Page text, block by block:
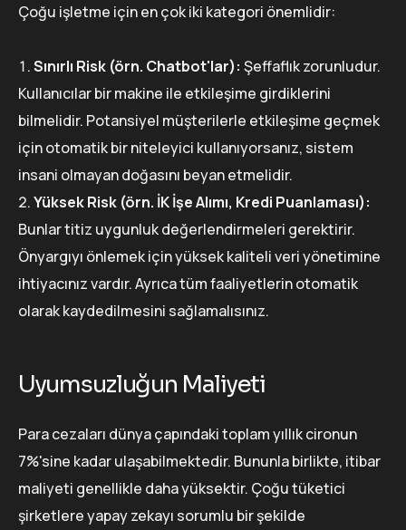
Çoğu işletme için en çok iki kategori önemlidir:
Sınırlı Risk (örn. Chatbot'lar): Şeffaflık zorunludur.
Kullanıcılar bir makine ile etkileşime girdiklerini
bilmelidir. Potansiyel müşterilerle etkileşime geçmek
için otomatik bir niteleyici kullanıyorsanız, sistem
insani olmayan doğasını beyan etmelidir.
Yüksek Risk (örn. İK İşe Alımı, Kredi Puanlaması):
Bunlar titiz uygunluk değerlendirmeleri gerektirir.
Önyargıyı önlemek için yüksek kaliteli veri yönetimine
ihtiyacınız vardır. Ayrıca tüm faaliyetlerin otomatik
olarak kaydedilmesini sağlamalısınız.
Uyumsuzluğun Maliyeti
Para cezaları dünya çapındaki toplam yıllık cironun
7%'sine kadar ulaşabilmektedir. Bununla birlikte, itibar
maliyeti genellikle daha yüksektir. Çoğu tüketici
şirketlere yapay zekayı sorumlu bir şekilde